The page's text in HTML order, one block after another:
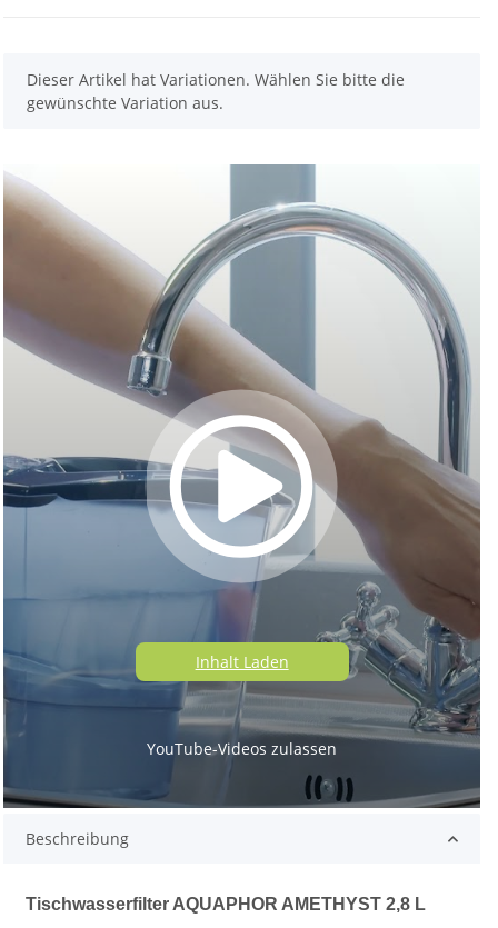
x
Dieser Artikel hat Variationen. Wählen Sie bitte die
gewünschte Variation aus.
Hier wurde ein eingebetteter Medieninhalt blockiert. Beim Laden oder
Abspielen wird eine Verbindung zu den Servern des Anbieters hergestellt.
Dabei können dem Anbieter personenbezogene Daten mitgeteilt werden.
Inhalt Laden
YouTube-Videos zulassen
Beschreibung
Tischwasserfilter AQUAPHOR AMETHYST 2,8 L